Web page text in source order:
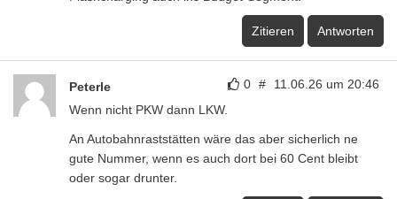
Zitieren Antworten
0 # 11.06.26 um 20:46
Peterle
Wenn nicht PKW dann LKW.
An Autobahnraststätten wäre das aber sicherlich ne
gute Nummer, wenn es auch dort bei 60 Cent bleibt
oder sogar drunter.